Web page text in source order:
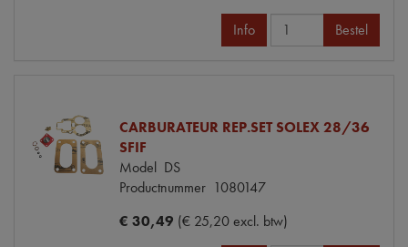
Info Bestel
CARBURATEUR REP.SET SOLEX 28/36
SFIF
Model DS
Productnummer 1080147
€ 30,49 (€ 25,20 excl. btw)